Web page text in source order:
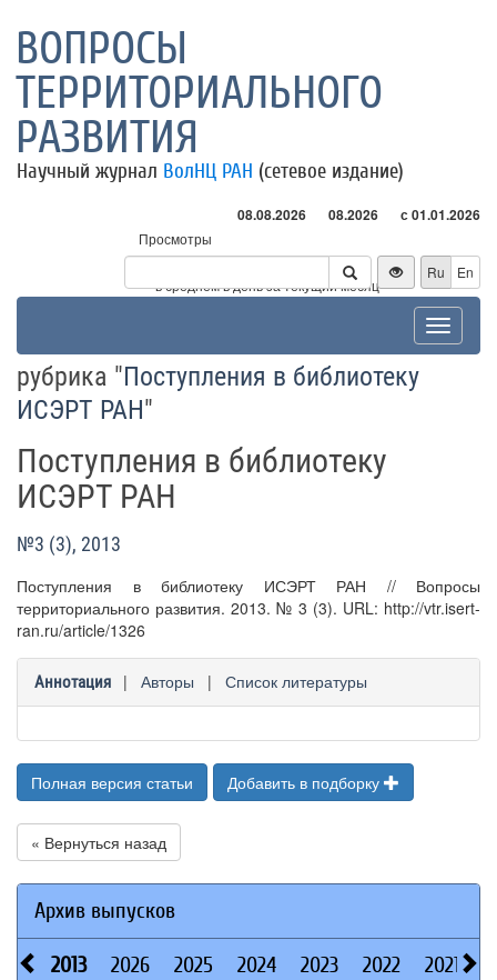
ВОПРОСЫ
ТЕРРИТОРИАЛЬНОГО
РАЗВИТИЯ
Научный журнал ВолНЦ РАН (сетевое издание)
08.08.2026 08.2026 с 01.01.2026
Просмотры
Посетители
* - в среднем в день за текущий месяц
Ru En
Toggle
рубрика "Поступления в библиотеку
ИСЭРТ РАН"
Поступления в библиотеку
ИСЭРТ РАН
№3 (3), 2013
Поступления в библиотеку ИСЭРТ РАН // Вопросы
территориального развития. 2013. № 3 (3). URL: http://vtr.isert-
ran.ru/article/1326
Аннотация | Авторы | Список литературы
Полная версия статьи Добавить в подборку
« Вернуться назад
Архив выпусков
2013 2026 2025 2024 2023 2022 2021